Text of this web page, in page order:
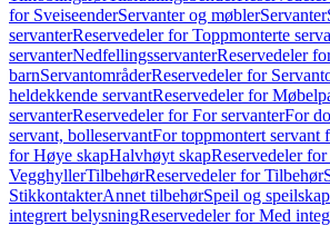
for SveiseenderServanter og møblerServanter
servanterReservedeler for Toppmonterte
servanterNedfellingsservanterReservedeler
barnServantområderReservedeler for
heldekkende servantReservedeler for
servanterReservedeler for For servanterFor
servant, bolleservantFor toppmontert servant
for Høye skapHalvhøyt skapReservedeler
VegghyllerTilbehørReservedeler for Tilbehør
StikkontakterAnnet tilbehørSpeil og speilskap
integrert belysningReservedeler for Med